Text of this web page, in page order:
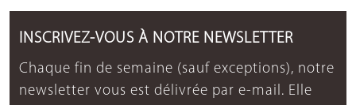
INSCRIVEZ-VOUS À NOTRE NEWSLETTER
Chaque fin de semaine (sauf exceptions), notre
newsletter vous est délivrée par e-mail. Elle